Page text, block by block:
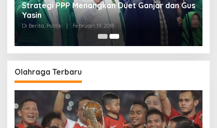
Strategi PPP Menangkan Duet Ganjar dan Gus
Yasin
Di Berita, Politik Februari 19, 2018
Olahraga Terbaru